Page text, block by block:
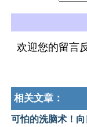
欢迎您的留言
相关文章：
可怕的洗脑术！